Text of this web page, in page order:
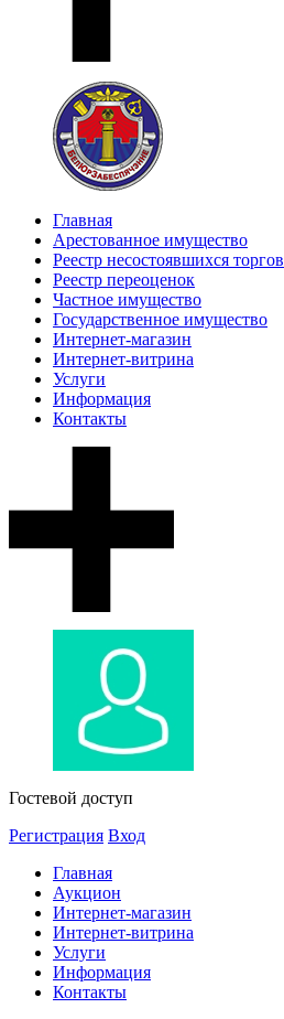
Главная
Арестованное имущество
Реестр несостоявшихся торгов
Реестр переоценок
Частное имущество
Государственное имущество
Интернет-магазин
Интернет-витрина
Услуги
Информация
Контакты
Гостевой доступ
Регистрация Вход
Главная
Аукцион
Интернет-магазин
Интернет-витрина
Услуги
Информация
Контакты